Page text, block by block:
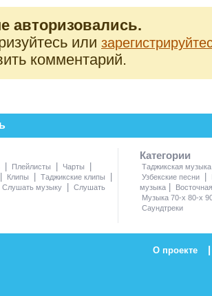
авторизовались.
или
комментарий.
Плейлисты Чарты
Клипы Таджикские клипы
Слушать музыку
Слушать
Категории
Таджикская музыка
Узбекские песни
музыка
Музыка 70-х 80-х
Саундтреки
О проекте |